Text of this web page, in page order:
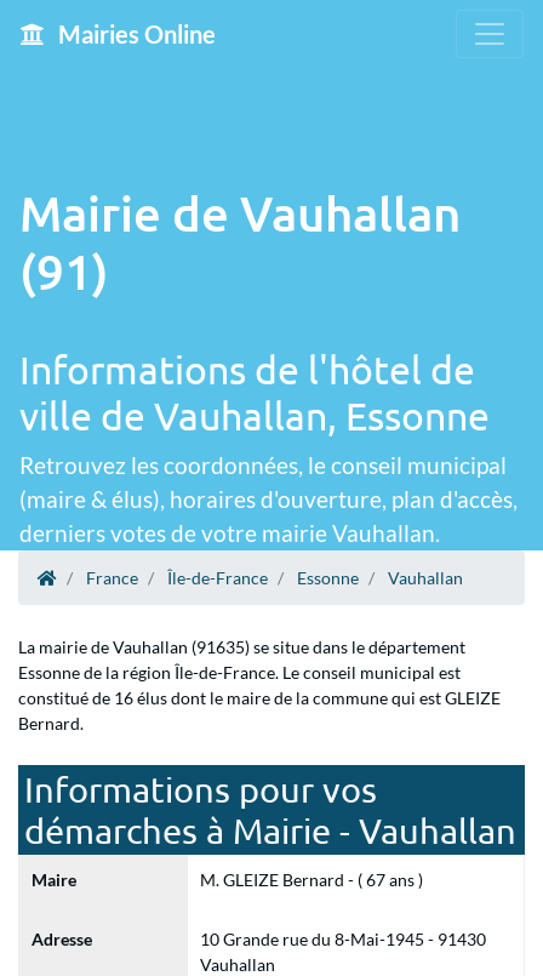
Mairies Online
Mairie de Vauhallan
(91)
Informations de l'hôtel de
ville de Vauhallan, Essonne
Retrouvez les coordonnées, le conseil municipal
(maire & élus), horaires d'ouverture, plan d'accès,
derniers votes de votre mairie Vauhallan.
France Île-de-France Essonne Vauhallan
La mairie de Vauhallan (91635) se situe dans le département
Essonne de la région Île-de-France. Le conseil municipal est
constitué de 16 élus dont le maire de la commune qui est GLEIZE
Bernard.
Informations pour vos
démarches à Mairie - Vauhallan
Maire M. GLEIZE Bernard - ( 67 ans )
Adresse
10 Grande rue du 8-Mai-1945 - 91430
Vauhallan